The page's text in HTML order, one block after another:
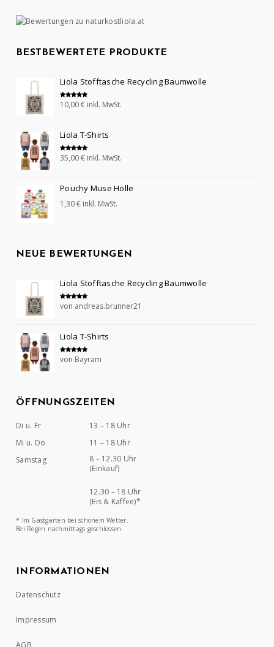
BESTBEWERTETE PRODUKTE
Liola Stofftasche Recycling Baumwolle
Bewertet mit
5.00
10,00€ inkl. MwSt.
Liola T-Shirts
Bewertet mit
5.00
35,00€ inkl. MwSt.
Pouchy Muse Holle
1,30€ inkl. MwSt.
NEUE BEWERTUNGEN
Liola Stofftasche Recycling Baumwolle
Bewertet mit
von andreas.brunner21
Liola T-Shirts
Bewertet mit
von Bayram
ÖFFNUNGSZEITEN
Di u. Fr
13 – 18 Uhr
Mi u. Do
11 – 18 Uhr
Samstag
8 – 12.30 Uhr
(Einkauf)
12.30 – 18 Uhr
(Eis & Kaffee)*
* Im Gastgarten bei schönem Wetter.
Bei Regen nachmittags geschlossen.
INFORMATIONEN
Datenschutz
Impressum